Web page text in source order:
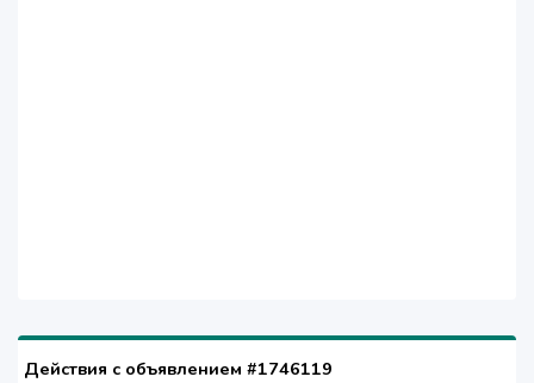
Действия с объявлением #1746119